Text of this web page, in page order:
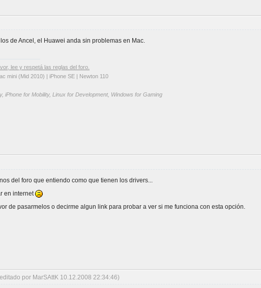
de Ancel, el Huawei anda sin problemas en Mac.
lee y respetá las reglas del foro.
mini (Mid 2010) | iPhone SE | Newton 110
iPhone for Mobility, Linux for Development, Windows for Gaming
del foro que entiendo como que tienen los drivers...
en internet
de pasarmelos o decirme algun link para probar a ver si me funciona con esta opción.
por MarSAttK 10.12.2008 22:34:46)